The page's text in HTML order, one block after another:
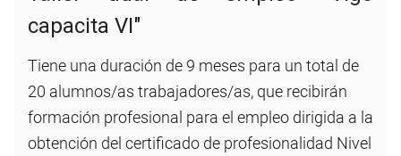
capacita VI"
Tiene una duración de 9 meses para un total de
20 alumnos/as trabajadores/as, que recibirán
formación profesional para el empleo dirigida a la
obtención del certificado de profesionalidad Nivel